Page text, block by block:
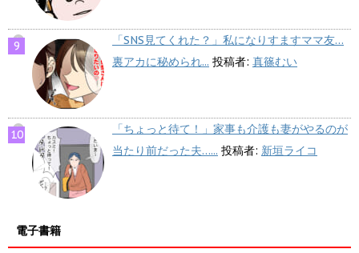
「SNS見てくれた？」私になりすますママ友…
裏アカに秘められ... 投稿者: 真篠むい
「ちょっと待て！」家事も介護も妻がやるのが
当たり前だった夫…... 投稿者: 新垣ライコ
電子書籍